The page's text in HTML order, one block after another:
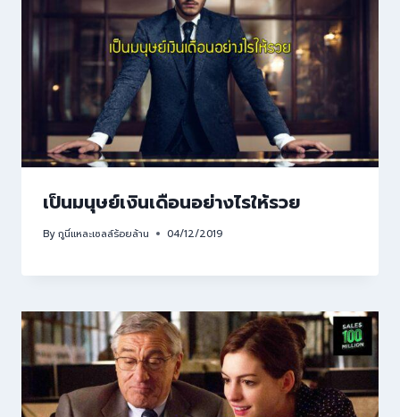
เป็นมนุษย์เงินเดือนอย่างไรให้รวย
Byกูนี่แหละเซลล์ร้อยล้าน 04/12/2019